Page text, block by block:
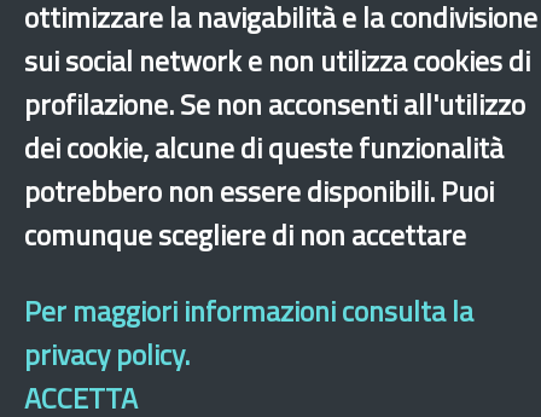
Fondo Sociale Europeo FSE - Pon Inclusione
Integrazione
Roma
×
ottimizzare la navigabilità e la condivisione
sui social network e non utilizza cookies di
profilazione. Se non acconsenti all'utilizzo
dei cookie, alcune di queste funzionalità
potrebbero non essere disponibili. Puoi
comunque scegliere di non accettare
Per maggiori informazioni consulta la
privacy policy.
ACCETTA
Dichiarazione di accessibilità Mappa del sito Legal & Privacy
Contatti